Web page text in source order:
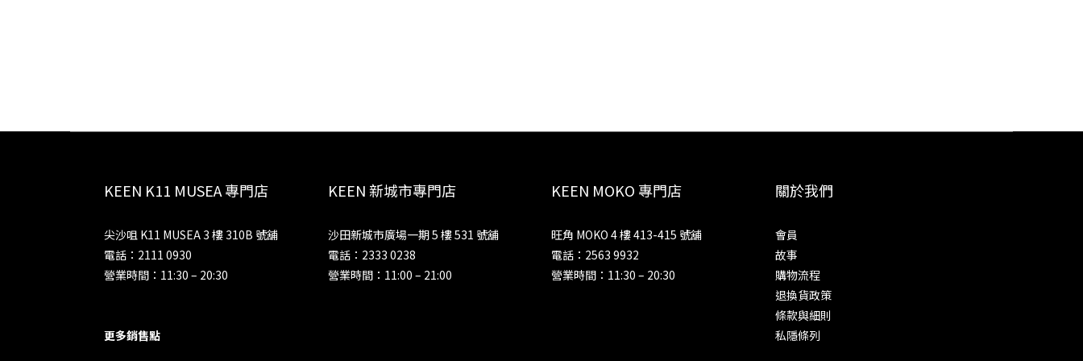
KEEN K11 MUSEA 專門店
尖沙咀 K11 MUSEA 3 樓 310B 號舖
電話：2111 0930
營業時間：11:30 – 20:30
更多銷售點
KEEN 新城市專門店
沙田新城市廣場一期 5 樓 531 號舖
電話：2333 0238
營業時間：11:00 – 21:00
KEEN MOKO 專門店
旺角 MOKO 4 樓 413-415 號舖
電話：2563 9932
營業時間：11:30 – 20:30
關於我們
會員
故事
購物流程
退換貨政策
條款與細則
私隱條列